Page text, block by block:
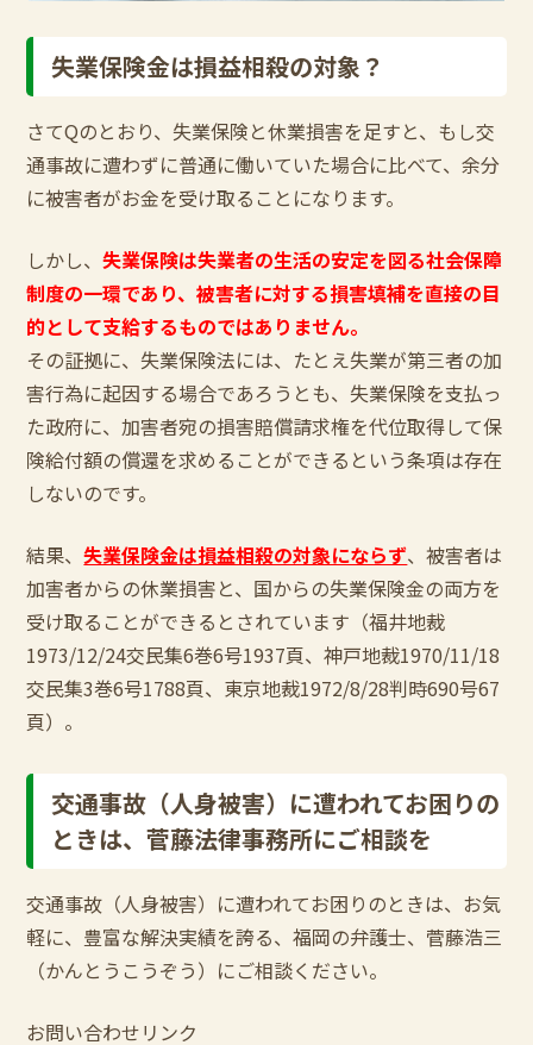
失業保険金は損益相殺の対象？
さてQのとおり、失業保険と休業損害を足すと、もし交
通事故に遭わずに普通に働いていた場合に比べて、余分
に被害者がお金を受け取ることになります。
しかし、失業保険は失業者の生活の安定を図る社会保障
制度の一環であり、被害者に対する損害填補を直接の目
的として支給するものではありません。
その証拠に、失業保険法には、たとえ失業が第三者の加
害行為に起因する場合であろうとも、失業保険を支払っ
た政府に、加害者宛の損害賠償請求権を代位取得して保
険給付額の償還を求めることができるという条項は存在
しないのです。
結果、失業保険金は損益相殺の対象にならず、被害者は
加害者からの休業損害と、国からの失業保険金の両方を
受け取ることができるとされています（福井地裁
1973/12/24交民集6巻6号1937頁、神戸地裁1970/11/18
交民集3巻6号1788頁、東京地裁1972/8/28判時690号67
頁）。
交通事故（人身被害）に遭われてお困りの
ときは、菅藤法律事務所にご相談を
交通事故（人身被害）に遭われてお困りのときは、お気
軽に、豊富な解決実績を誇る、福岡の弁護士、菅藤浩三
（かんとうこうぞう）にご相談ください。
お問い合わせリンク